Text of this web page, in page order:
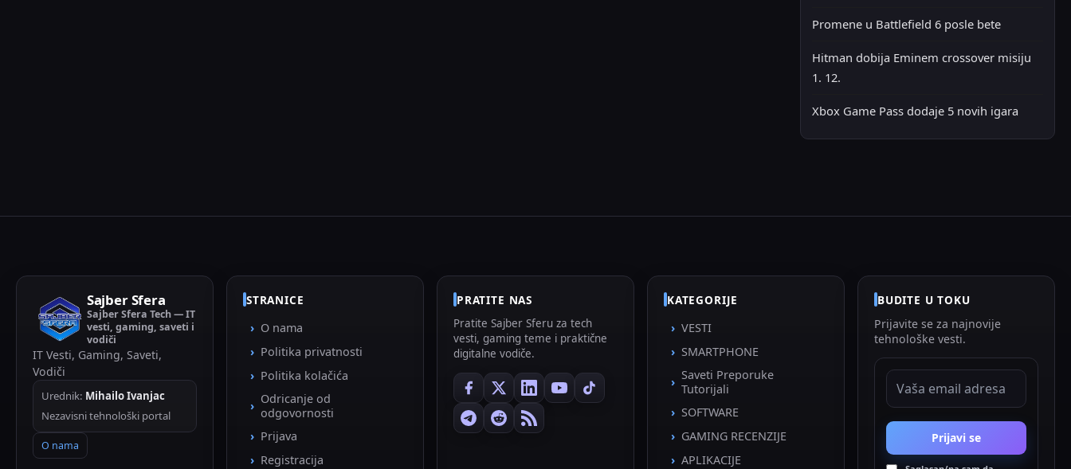
Promene u Battlefield 6 posle bete
Hitman dobija Eminem crossover misiju
1. 12.
Xbox Game Pass dodaje 5 novih igara
Sajber Sfera
Sajber Sfera Tech — IT
vesti, gaming, saveti i
vodiči
IT Vesti, Gaming, Saveti,
Vodiči
Urednik: Mihailo Ivanjac
Nezavisni tehnološki portal
O nama
STRANICE
O nama
Politika privatnosti
Politika kolačića
Odricanje od
odgovornosti
Prijava
Registracija
PRATITE NAS
Pratite Sajber Sferu za tech
vesti, gaming teme i praktične
digitalne vodiče.
KATEGORIJE
VESTI
SMARTPHONE
Saveti Preporuke
Tutorijali
SOFTWARE
GAMING RECENZIJE
APLIKACIJE
BUDITE U TOKU
Prijavite se za najnovije
tehnološke vesti.
EMAIL ADRESA
Prijavi se